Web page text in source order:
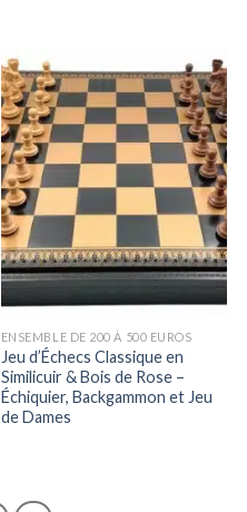
ENSEMBLE DE 200 À 500 EUROS
Jeu d’Échecs Classique en
Similicuir & Bois de Rose –
Échiquier, Backgammon et Jeu
de Dames